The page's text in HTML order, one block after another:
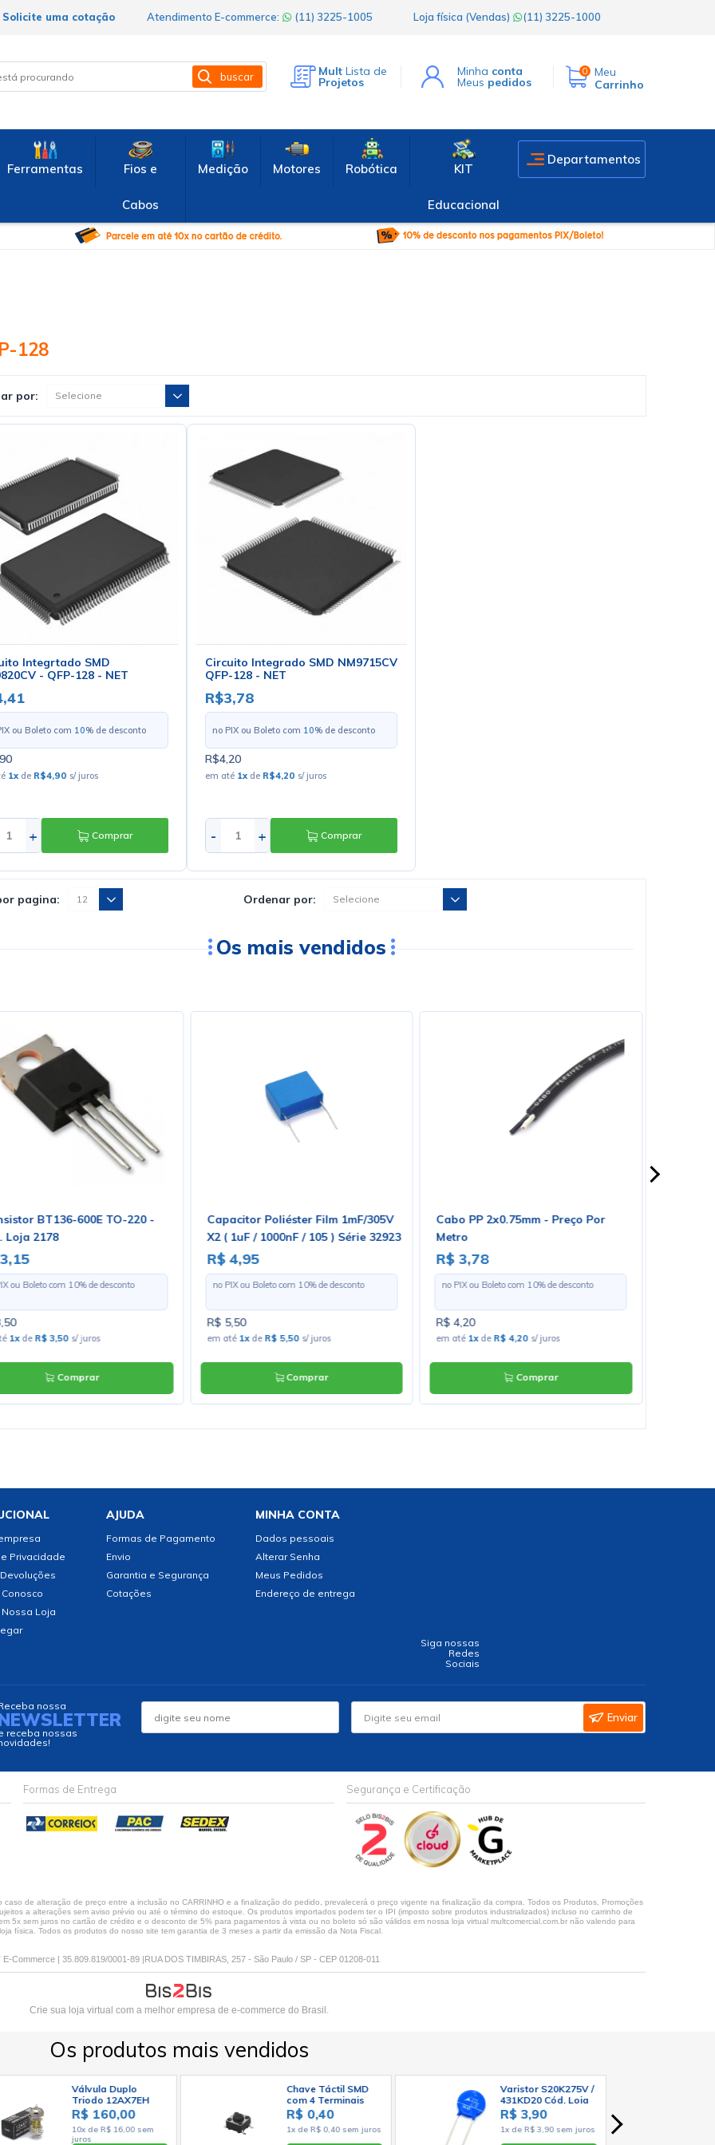
Atendimento E-commerce: (11) 3225-1005 Loja física (Vendas) (11) 3225-1000
Solicite uma cotação
buscar Mult Lista de
Projetos
Minha conta
Meus pedidos
0
Meu
Carrinho
Ferramentas Fios e
Cabos
Medição Motores Robótica KIT
Educacional
Departamentos
128
por:
Integrtado SMD
- QFP-128 - NET
ou Boleto com 10% de desconto
1xde R$4,90 s/ juros
+ Comprar
Circuito Integrado SMD NM9715CV
QFP-128 - NET
R$3,78
no PIX ou Boleto com 10% de desconto
R$4,20
em até 1xde R$4,20 s/ juros
- + Comprar
pagina: Ordenar por:
Os mais vendidos
BT136-600E TO-220 -
Loja 2178
ou Boleto com 10% de desconto
1xde R$ 3,50 s/ juros
Comprar
Capacitor Poliéster Film 1mF/305V
X2 ( 1uF / 1000nF / 105 ) Série 32923
R$ 4,95
no PIX ou Boleto com 10% de desconto
R$ 5,50
em até 1xde R$ 5,50 s/ juros
Comprar
Cabo PP 2x0.75mm - Preço Por
Metro
R$ 3,78
no PIX ou Boleto com 10% de desconto
R$ 4,20
em até 1xde R$ 4,20 s/ juros
Comprar
Privacidade
Nossa Loja
AJUDA
Formas de Pagamento
Envio
Garantia e Segurança
Cotações
MINHA CONTA
Dados pessoais
Alterar Senha
Meus Pedidos
Endereço de entrega
Siga nossas
Redes
Sociais
nossa
receba nossas
Enviar
Formas de Entrega Segurança e Certificação
de alteração de preço entre a inclusão no CARRINHO e a finalização do pedido, prevalecerá o preço vigente na finalização da compra. Todos os Produtos, Promoções
a alterações sem aviso prévio ou até o término do estoque. Os produtos importados podem ter o IPI (imposto sobre produtos industrializados) incluso no carrinho de
5x sem juros no cartão de crédito e o desconto de 5% para pagamentos à vista ou no boleto só são válidos em nossa loja virtual multcomercial.com.br não valendo para
física. Todos os produtos do nosso site tem garantia de 3 meses a partir da emissão da Nota Fiscal.
E-Commerce | 35.809.819/0001-89 |RUA DOS TIMBIRAS, 257 - São Paulo / SP - CEP 01208-011
Crie sua loja virtual com a melhor empresa de e-commerce do Brasil.
Os produtos mais vendidos
Válvula Duplo
Triodo 12AX7EH
ECC83 7025 -
Electro-Harmonix
R$ 160,00
10x de R$ 16,00 sem
juros
Chave Táctil SMD
com 4 Terminais
6x6x4,3mm 180º -
KFC-A06
R$ 0,40
1x de R$ 0,40 sem juros
Varistor S20K275V /
431KD20 Cód. Loja
1371
R$ 3,90
1x de R$ 3,90 sem juros